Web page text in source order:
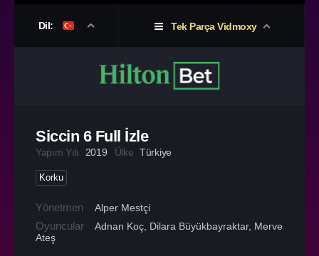
Dil: Tek Parça Vidmoxy
Siccin 6 Full İzle
Yapım Yılı 2019 Ülke Türkiye
Korku
Yönetmen Alper Mestçi
Oyuncular Adnan Koç Dilara Büyükbayraktar, Merve
Ateş